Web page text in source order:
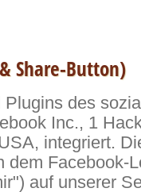
Share-Button)
des
Inc., 1
integriert.
dem Facebook-
auf unserer